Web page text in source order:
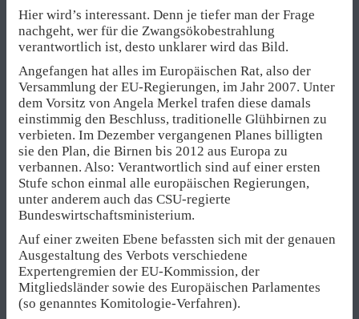
Hier wird’s interessant. Denn je tiefer man der Frage
nachgeht, wer für die Zwangsökobestrahlung
verantwortlich ist, desto unklarer wird das Bild.
Angefangen hat alles im Europäischen Rat, also der
Versammlung der EU-Regierungen, im Jahr 2007. Unter
dem Vorsitz von Angela Merkel trafen diese damals
einstimmig den Beschluss, traditionelle Glühbirnen zu
verbieten. Im Dezember vergangenen Planes billigten
sie den Plan, die Birnen bis 2012 aus Europa zu
verbannen. Also: Verantwortlich sind auf einer ersten
Stufe schon einmal alle europäischen Regierungen,
unter anderem auch das CSU-regierte
Bundeswirtschaftsministerium.
Auf einer zweiten Ebene befassten sich mit der genauen
Ausgestaltung des Verbots verschiedene
Expertengremien der EU-Kommission, der
Mitgliedsländer sowie des Europäischen Parlamentes
(so genanntes Komitologie-Verfahren).